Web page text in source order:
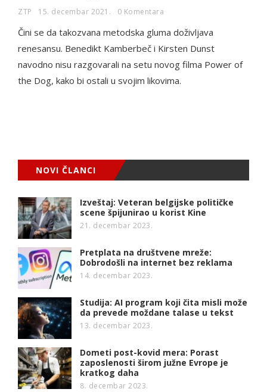
ZTP 15. decembar 2021. 0 Komentara
Čini se da takozvana metodska gluma doživljava
renesansu. Benedikt Kamberbeč i Kirsten Dunst
navodno nisu razgovarali na setu novog filma Power of
the Dog, kako bi ostali u svojim likovima.
NOVI ČLANCI
Izveštaj: Veteran belgijske političke
scene špijunirao u korist Kine
21. decembar 2023.
Pretplata na društvene mreže:
Dobrodošli na internet bez reklama
14. decembar 2023.
Studija: AI program koji čita misli može
da prevede moždane talase u tekst
13. decembar 2023.
Dometi post-kovid mera: Porast
zaposlenosti širom južne Evrope je
kratkog daha
8. decembar 2023.